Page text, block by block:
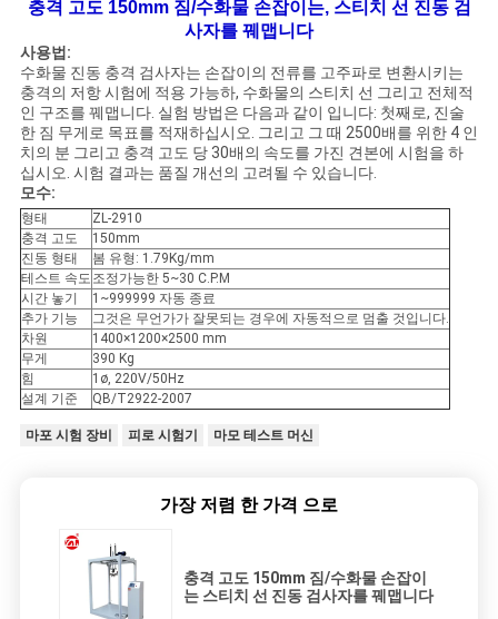
세
요
뉴
스
인
용
문
을
충격 고도150mm 짐/수화물 손잡이는, 스티치 선 진동 검
사자를 꿰맵니다
사용법:
수화물 진동 충격 검사자는 손잡이의 전류를 고주파로 변환시키는
충격의 저항 시험에 적용 가능하, 수화물의 스티치 선 그리고 전체적
인 구조를 꿰맵니다. 실험 방법은 다음과 같이 입니다: 첫째로, 진술
한 짐 무게로 목표를 적재하십시오. 그리고 그 때 2500배를 위한 4 인
치의 분 그리고 충격 고도 당 30배의 속도를 가진 견본에 시험을 하
십시오. 시험 결과는 품질 개선의 고려될 수 있습니다.
모수:
형태
ZL-2910
충격 고도
150mm
진동 형태
봄 유형: 1.79Kg/mm
테스트 속도 조정가능한 5~30 C.P.M
시간 놓기
1~999999 자동 종료
추가 기능
그것은 무언가가 잘못되는 경우에 자동적으로 멈출 것입니다.
차원
1400×1200×2500 mm
무게
390 Kg
힘
1ø, 220V/50Hz
설계 기준
QB/T2922-2007
마포 시험 장비 피로 시험기 마모 테스트 머신
가장 저렴 한 가격 으로
충격 고도 150mm 짐/수화물 손잡이
는 스티치 선 진동 검사자를 꿰맵니다